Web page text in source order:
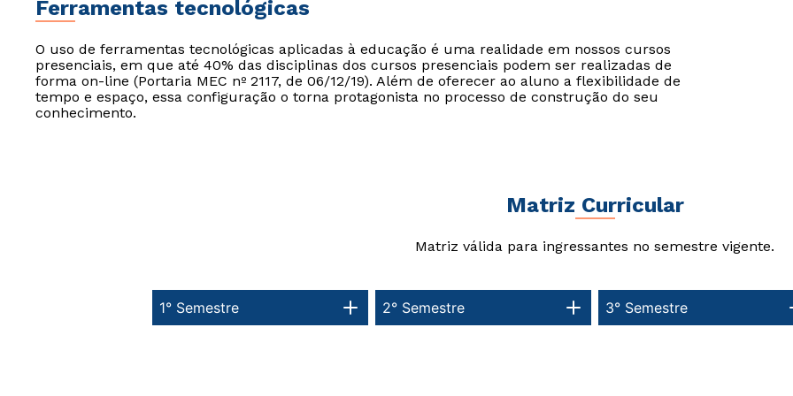
Ferramentas tecnológicas
O uso de ferramentas tecnológicas aplicadas à educação é uma realidade em nossos cursos
presenciais, em que até 40% das disciplinas dos cursos presenciais podem ser realizadas de
forma on-line (Portaria MEC nº 2117, de 06/12/19). Além de oferecer ao aluno a flexibilidade de
tempo e espaço, essa configuração o torna protagonista no processo de construção do seu
conhecimento.
Matriz Curricular
Matriz válida para ingressantes no semestre vigente.
1° Semestre 3° Semestre
2° Semestre
Estou de acordo com a Política de Privacidade.
autorizo que meus dados sejam utilizados para o
Estou de acordo com a Política de Privacidade.
autorizo que meus dados sejam utilizados para o